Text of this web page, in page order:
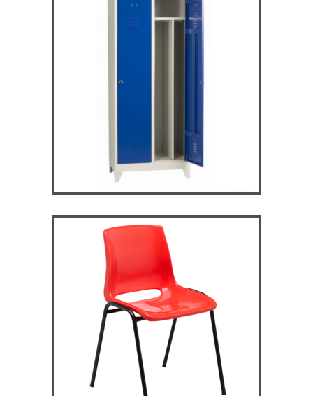
ARV2S – Vestiaire industrie
salissante
ST119 – Rick – Chaise
Primaire, collège et
secondaire
CHAISES ET BANCS